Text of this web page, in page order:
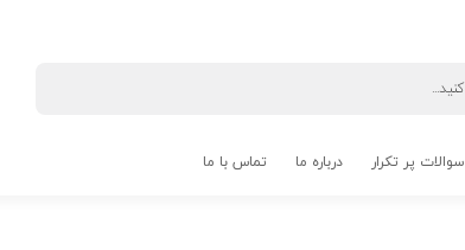
سوالات پر تکرار درباره ما تماس با ما